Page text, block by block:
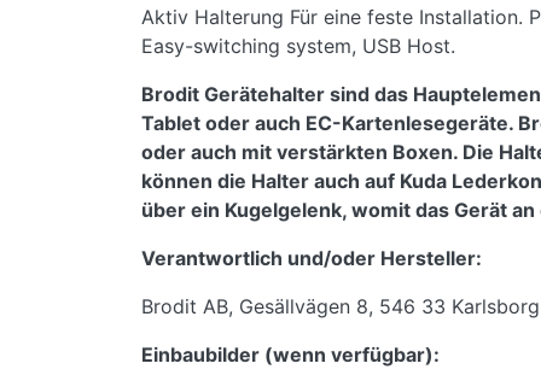
Aktiv Halterung Für eine feste Installation.
Easy-switching system, USB Host.
Brodit Gerätehalter sind das
Tablet oder auch EC-Kartenlesegeräte.
oder auch mit verstärkten Boxen. Die
können die Halter auch auf Kuda
über ein Kugelgelenk, womit das Gerät
Verantwortlich und/oder Hersteller:
Brodit AB, Gesällvägen 8, 546 33
Einbaubilder (wenn verfügbar):